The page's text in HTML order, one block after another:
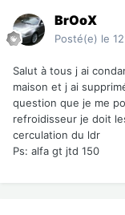
BrOoX
Posté(e) le
Salut à tous j ai
maison et j ai
question que je me
refroidisseur je doit
cerculation du ldr
Ps: alfa gt jtd 150